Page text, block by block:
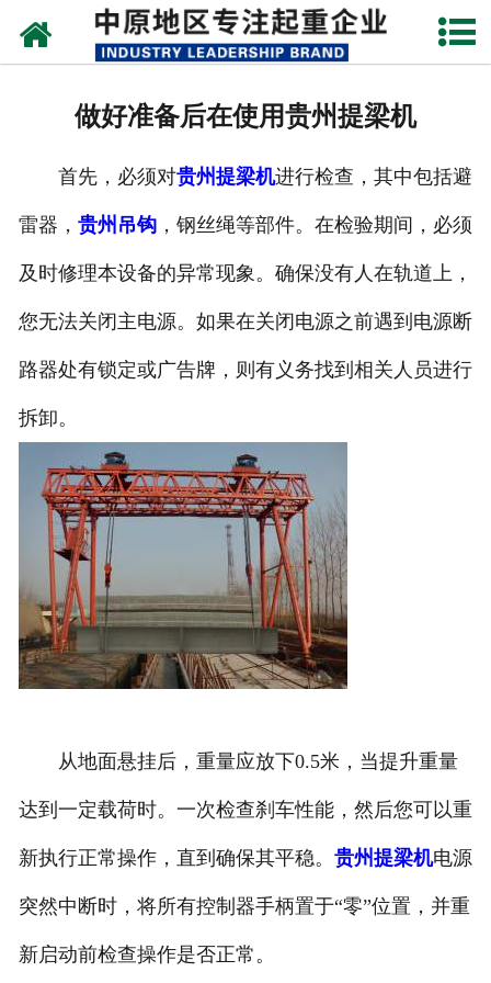
网站首页
企业视频
成功案例
做好准备后在使用贵州提梁机
首先，必须对贵州提梁机进行检查，其中包括避
雷器， 贵州吊钩，钢丝绳等部件。在检验期间，必须
及时修理本设备的异常现象。确保没有人在轨道上，
您无法关闭主电源。如果在关闭电源之前遇到电源断
路器处有锁定或广告牌，则有义务找到相关人员进行
拆卸。
从地面悬挂后，重量应放下0.5米，当提升重量
达到一定载荷时。一次检查刹车性能，然后您可以重
新执行正常操作，直到确保其平稳。 贵州提梁机电源
突然中断时，将所有控制器手柄置于“零”位置，并重
新启动前检查操作是否正常。